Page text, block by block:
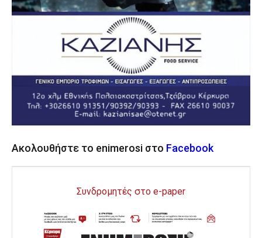
Ακολουθήστε το enimerosi στο Facebook
Συνδρομητές στο e-paper